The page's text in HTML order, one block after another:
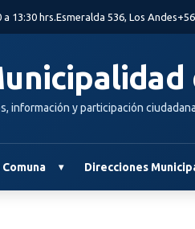
a 13:30 hrs.Esmeralda 536, Los Andes
información y participación ciudadana
Direcciones